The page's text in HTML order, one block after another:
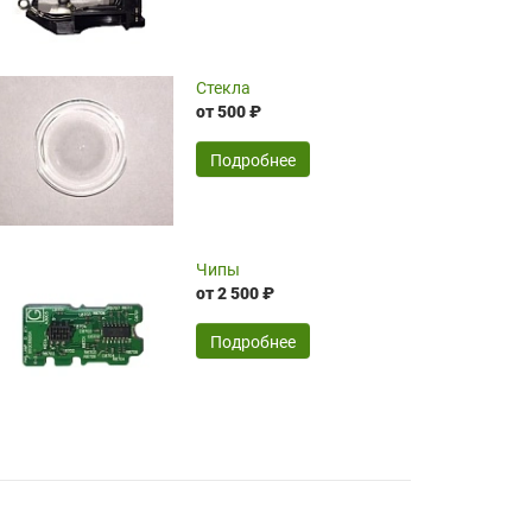
широкий ассортимент ламп, как оригиналов,
так и аналогов.Быстрое оформление и
передача в доставку, приемлемые цены. Мне
понравилось.
Читать полностью
16.04.2026
Стекла
от 500 ₽
Подробнее
Чипы
от 2 500 ₽
Подробнее